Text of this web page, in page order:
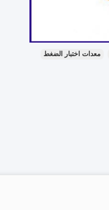
معدات اختبار الضغط